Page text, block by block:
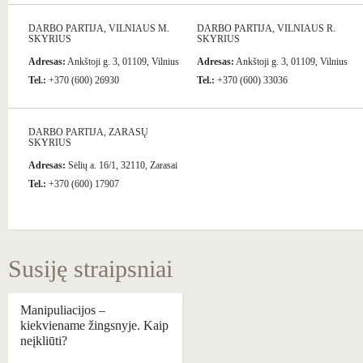
DARBO PARTIJA, VILNIAUS M.
SKYRIUS
Adresas: Ankštoji g. 3, 01109, Vilnius
Tel.: +370 (600) 26930
DARBO PARTIJA, VILNIAUS R.
SKYRIUS
Adresas: Ankštoji g. 3, 01109, Vilnius
Tel.: +370 (600) 33036
DARBO PARTIJA, ZARASŲ
SKYRIUS
Adresas: Sėlių a. 16/1, 32110, Zarasai
Tel.: +370 (600) 17907
Susiję straipsniai
Manipuliacijos –
kiekviename žingsnyje. Kaip
neįkliūti?